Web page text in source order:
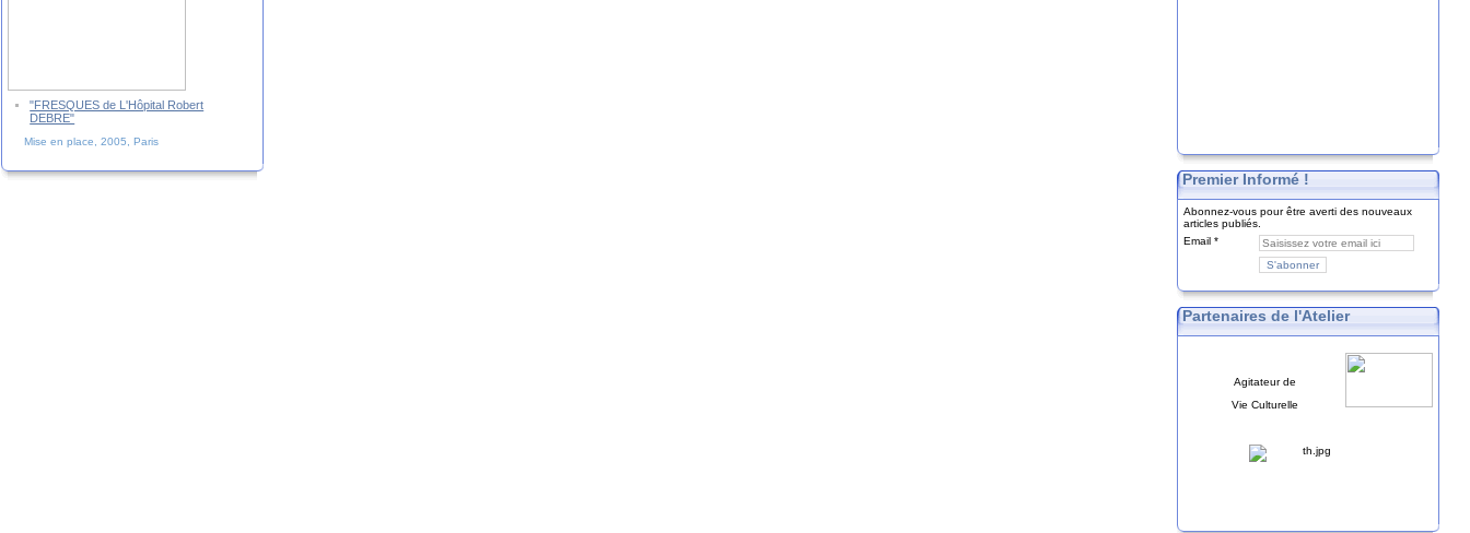
"FRESQUES de L'Hôpital Robert
DEBRE"
Mise en place, 2005, Paris
Premier Informé !
Abonnez-vous pour être averti des nouveaux
articles publiés.
Email
Partenaires de l'Atelier
Agitateur de
Vie Culturelle